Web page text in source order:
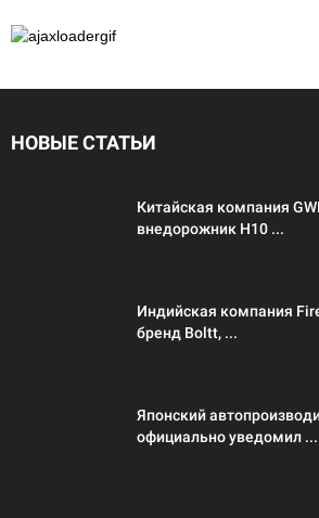
НОВЫЕ СТАТЬИ
Китайская компания
внедорожник H10 ...
Индийская компания
бренд Boltt, ...
Японский
официально уведомил ...